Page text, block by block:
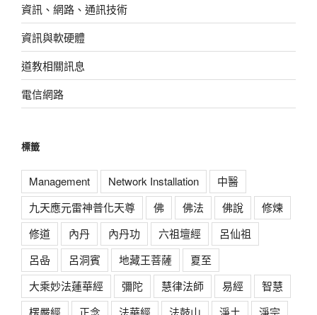
資訊、網路、通訊技術
資訊與軟硬體
道教相關訊息
電信網路
標籤
Management Network Installation
中醫
九天應元雷神普化天尊
佛 佛法 佛說
修煉
修道
內丹 內丹功 六祖壇經
呂仙祖
呂喦
呂洞賓 地藏王菩薩
夏至
大乘妙法蓮華經
彌陀 慧律法師 易經
智慧
楞嚴經
正念 法華經 法鼓山 淨土 淨宗